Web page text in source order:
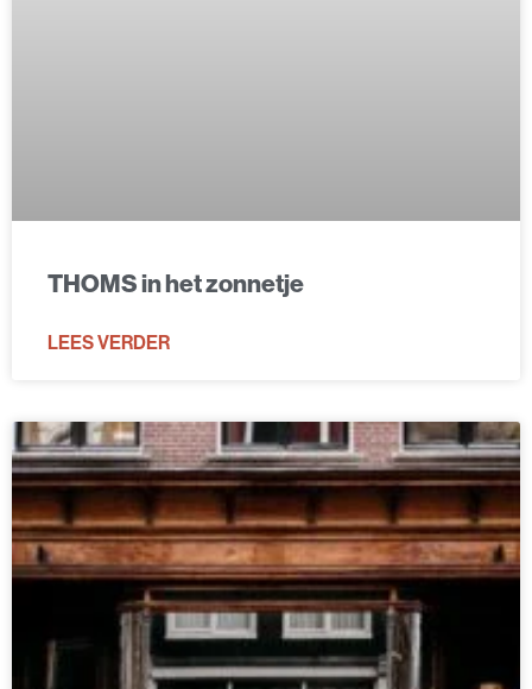
THOMS in het zonnetje
LEES VERDER